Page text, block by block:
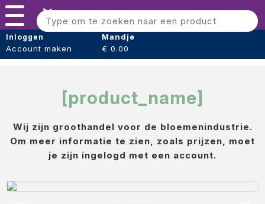
Menu
Bloomshaper
Kleintje knip + Bloemensnijder
Folie (Verpakking)
Boeket hoezen
Error: product not found or unavailable. Errorcode
#9914Error: product not found or unavailable. Errorcode
#9914
Inloggen
Account maken
Mandje
€ 0.00
[product_name]
Wij zijn groothandel voor de bloemenindustrie.
Om meer informatie te zien, zoals prijzen, moet
je zijn ingelogd met een account.